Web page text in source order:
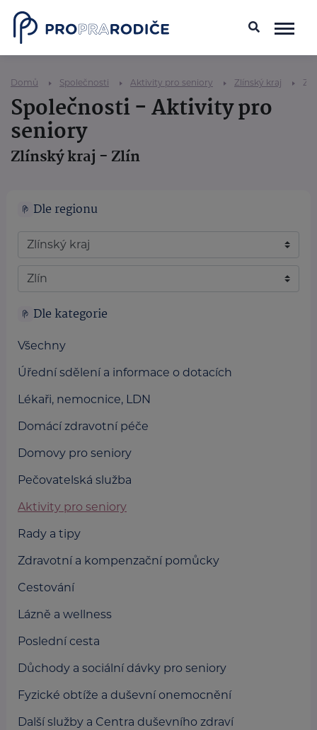
Domů Společnosti Aktivity pro seniory Zlínský kraj
Společnosti - Aktivity pro
seniory
Zlínský kraj - Zlín
Dle regionu
Dle kategorie
Všechny
Úřední sdělení a informace o dotacích
Lékaři, nemocnice, LDN
Domácí zdravotní péče
Domovy pro seniory
Pečovatelská služba
Aktivity pro seniory
Rady a tipy
Zdravotní a kompenzační pomůcky
Cestování
Lázně a wellness
Poslední cesta
Důchody a sociální dávky pro seniory
Fyzické obtíže a duševní onemocnění
Další služby a Centra duševního zdraví